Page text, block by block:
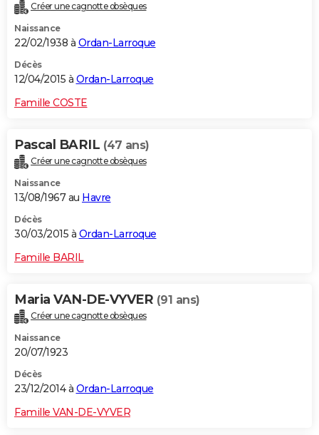
Créer une cagnotte obsèques
Naissance
22/02/1938 à Ordan-Larroque
Décès
12/04/2015 à Ordan-Larroque
Famille COSTE
Pascal BARIL (47 ans)
Créer une cagnotte obsèques
Naissance
13/08/1967 au Havre
Décès
30/03/2015 à Ordan-Larroque
Famille BARIL
Maria VAN-DE-VYVER (91 ans)
Créer une cagnotte obsèques
Naissance
20/07/1923
Décès
23/12/2014 à Ordan-Larroque
Famille VAN-DE-VYVER